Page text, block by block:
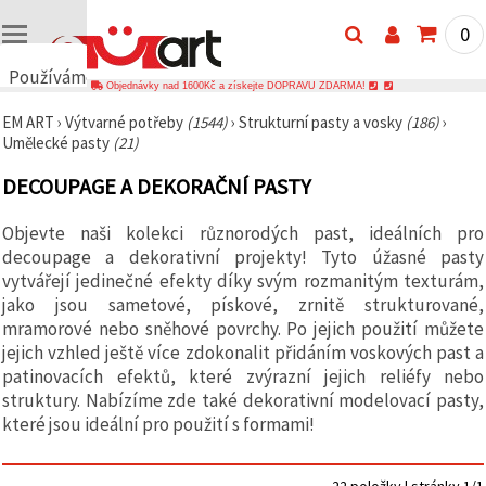
Používáme
🍪
Používáme
podobné
technologie,
zajistili
správné
fungování
webu,
zlepšili vaše
prostředí
při jeho
používání a
s vaším
souhlasem
analyzovali
návštěvnost
zobrazovali
0
Objednávky nad 1600Kč a získejte DOPRAVU ZDARMA!
EM ART › Výtvarné potřeby (1544)› Strukturní pasty a vosky (186)›
Umělecké pasty (21)
DECOUPAGE A DEKORAČNÍ PASTY
Objevte naši kolekci různorodých past, ideálních pro
decoupage a dekorativní projekty! Tyto úžasné pasty
vytvářejí jedinečné efekty díky svým rozmanitým texturám,
jako jsou sametové, pískové, zrnitě strukturované,
mramorové nebo sněhové povrchy. Po jejich použití můžete
jejich vzhled ještě více zdokonalit přidáním voskových past a
patinovacích efektů, které zvýrazní jejich reliéfy nebo
struktury. Nabízíme zde také dekorativní modelovací pasty,
které jsou ideální pro použití s formami!